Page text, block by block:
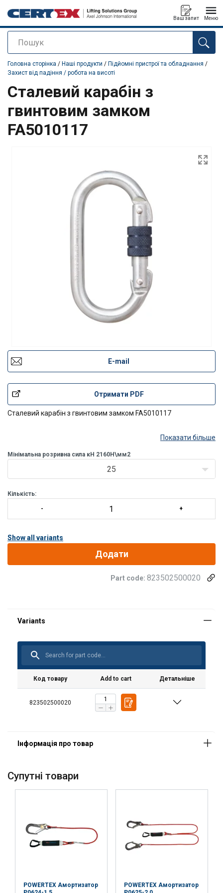
Пошук
Ваш запит Меню
added to your quote
Головна сторінка / Наші продукти / Підйомні пристрої та обладнання /
Захист від падіння / робота на висоті
Сталевий карабін з
гвинтовим замком
FA5010117
E-mail
Отримати PDF
Сталевий карабін з гвинтовим замком FA5010117
Показати більше
Мінімальна розривна сила кН 2160Н\мм2
25
Кількість:
Show all variants
Додати
Part code: 823502500020
Код товару Add to cart Детальніше
823502500020
Cупутні товари
POWERTEX Амортизатор
POWERTEX Амортизатор